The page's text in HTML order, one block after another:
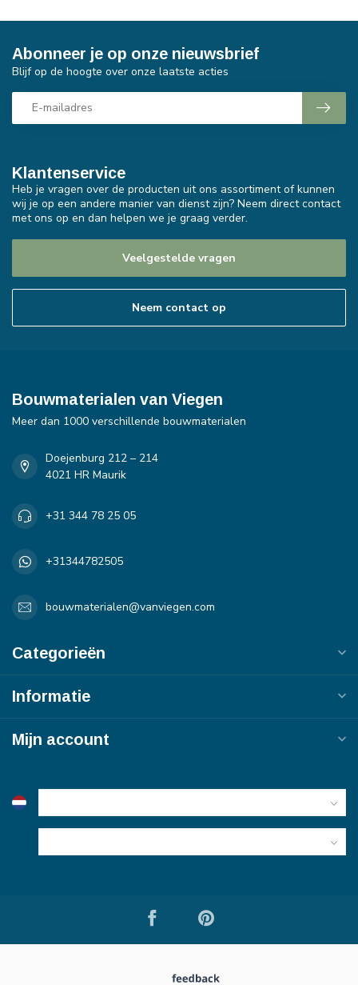
Klantenservice
Heb je vragen over de producten uit ons assortiment of kunnen
wij je op een andere manier van dienst zijn? Neem direct contact
met ons op en dan helpen we je graag verder.
Veelgestelde vragen
Neem contact op
Abonneer je op onze nieuwsbrief
Blijf op de hoogte over onze laatste acties
Bouwmaterialen van Viegen
Meer dan 1000 verschillende bouwmaterialen
Doejenburg 212 – 214
4021 HR Maurik
+31 344 78 25 05
+31344782505
bouwmaterialen@vanviegen.com
Categorieën
Informatie
Mijn account